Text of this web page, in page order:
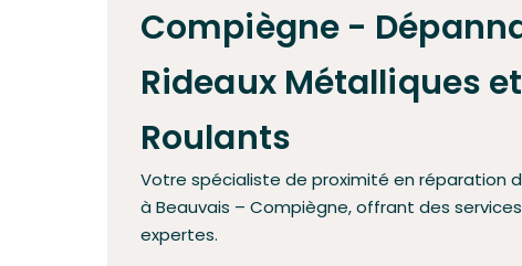
Compiègne -
Rideaux Métalliques
Roulants
Votre spécialiste de proximité en réparation
à Beauvais – Compiègne, offrant des
expertes.